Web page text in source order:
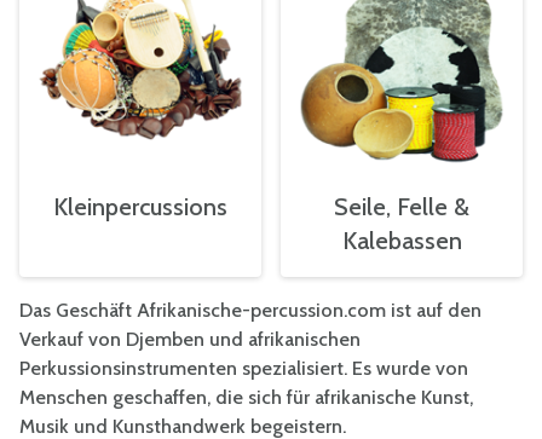
Kleinpercussions
Seile, Felle &
Kalebassen
Das Geschäft Afrikanische-percussion.com ist auf den
Verkauf von Djemben und afrikanischen
Perkussionsinstrumenten spezialisiert. Es wurde von
Menschen geschaffen, die sich für afrikanische Kunst,
Musik und Kunsthandwerk begeistern.